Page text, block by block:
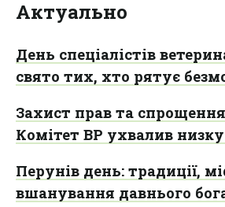
Актуально
День спеціалістів
свято тих, хто рятує
Захист прав та
Комітет ВР ухвалив
Перунів день: традиції,
вшанування давнього